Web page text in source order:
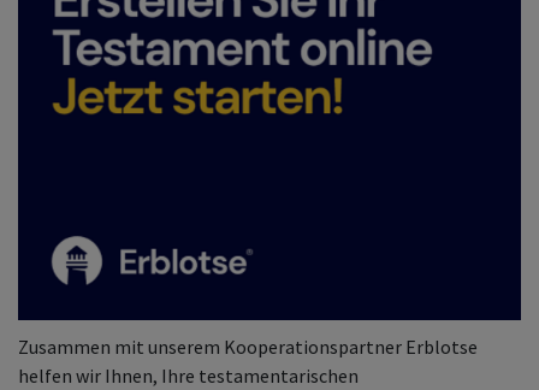
Zusammen mit unserem Kooperationspartner Erblotse
helfen wir Ihnen, Ihre testamentarischen